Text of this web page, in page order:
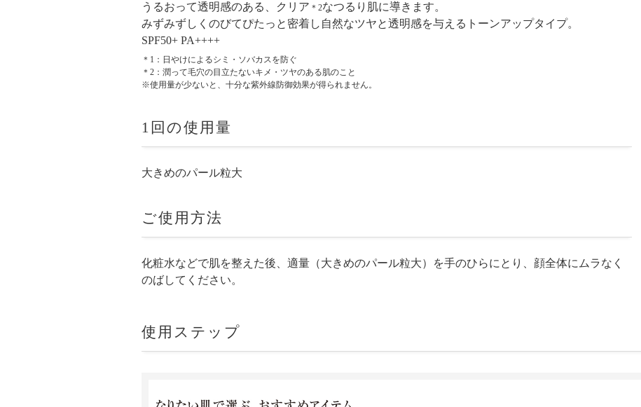
うるおって透明感のある、クリア ＊2なつるり肌に導きます。
みずみずしくのびてぴたっと密着し自然なツヤと透明感を与えるトーンアップタイプ。
SPF50+ PA++++
＊1：日やけによるシミ・ソバカスを防ぐ
＊2：潤って毛穴の目立たないキメ・ツヤのある肌のこと
※使用量が少ないと、十分な紫外線防御効果が得られません。
1回の使用量
大きめのパール粒大
ご使用方法
化粧水などで肌を整えた後、適量（大きめのパール粒大）を手のひらにとり、顔全体にムラなく
のばしてください。
使用ステップ